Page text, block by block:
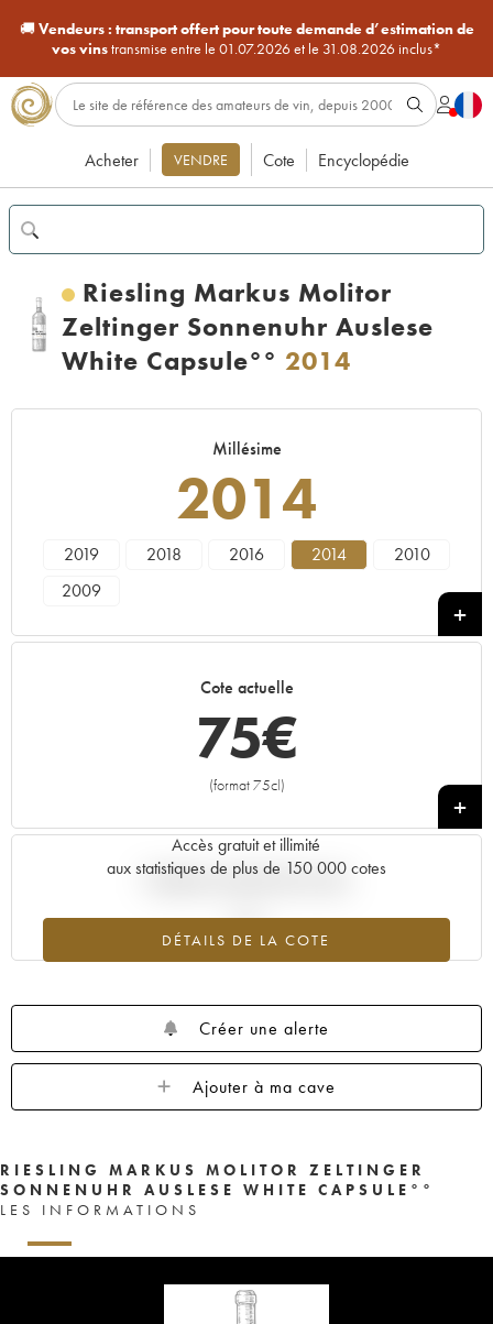
🚚Vendeurs : transport offert pour toute demande d’estimation de
vos vinstransmise entre le 01.07.2026 et le 31.08.2026 inclus*
Acheter VENDRE Cote Encyclopédie
Riesling Markus Molitor
Zeltinger Sonnenuhr Auslese
White Capsule°° 2014
Millésime
2014
2019 2018 2016 2014
2010
2009
Cote actuelle
75€
(format 75cl)
+
Accès gratuit et illimité
aux statistiques de plus de 150 000 cotes
DÉTAILS DE LA COTE
Tendance actuelle de la cote
Créer une alerte
Ajouter à ma cave
RIESLING MARKUS MOLITOR ZELTINGER
SONNENUHR AUSLESE WHITE CAPSULE°°
LES INFORMATIONS